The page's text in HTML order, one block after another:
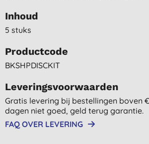
Inhoud
5 stuks
Productcode
BKSHPDISCKIT
Leveringsvoorwaarden
Gratis levering bij bestellingen boven
dagen niet goed, geld terug garantie.
FAQ OVER LEVERING